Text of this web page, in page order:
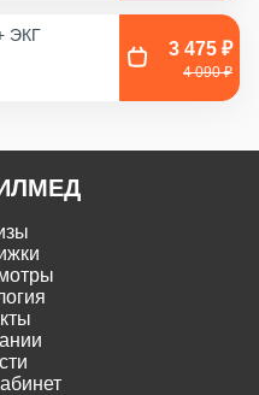
ЭКГ
1 д., экг и флг - 1 час
3 475 ₽
4 090 ₽